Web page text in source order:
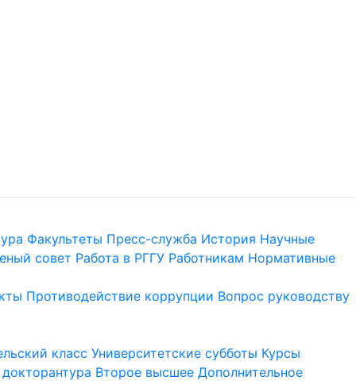
Факультеты Пресс-служба История Научные
совет Работа в РГГУ Работникам Нормативные
Противодействие коррупции Вопрос руководству
класс Университетские субботы Курсы
Второе высшее Дополнительное